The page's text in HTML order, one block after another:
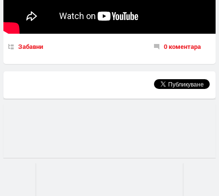
Забавни 0 коментара